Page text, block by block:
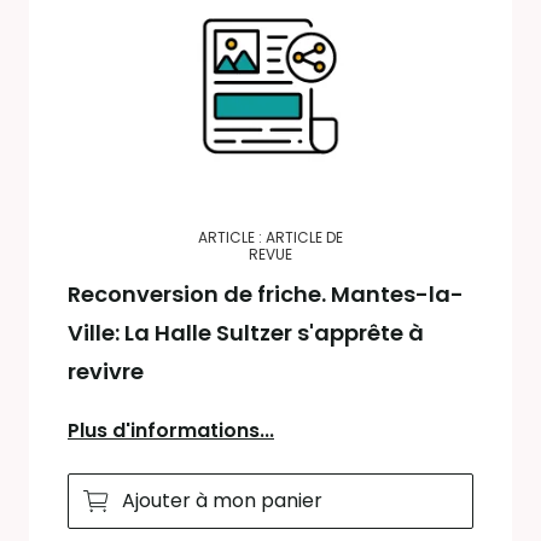
ARTICLE : ARTICLE DE
REVUE
Reconversion de friche. Mantes-la-
Ville: La Halle Sultzer s'apprête à
revivre
Plus d'informations...
Ajouter à mon panier